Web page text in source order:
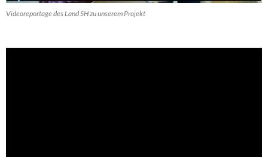
Videoreportage des Land SH zu unserem Projekt